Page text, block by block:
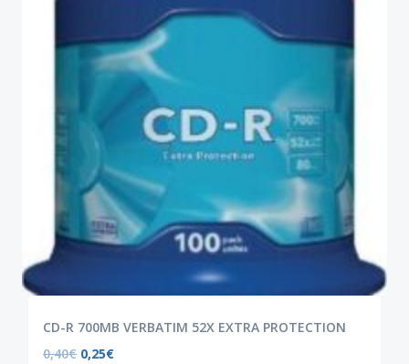
CD-R 700MB VERBATIM 52X EXTRA PROTECTION
0,40€ 0,25€